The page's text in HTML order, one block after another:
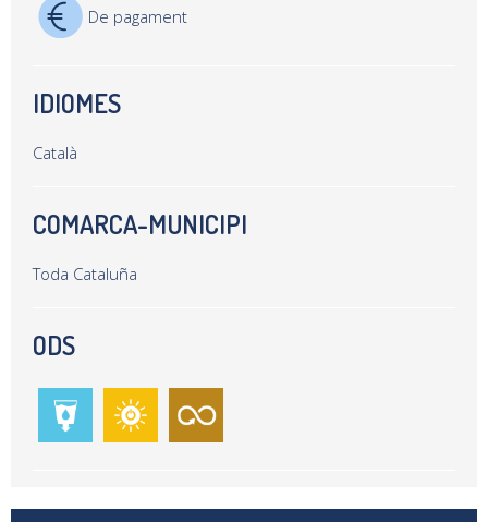
De pagament
IDIOMES
Català
COMARCA-MUNICIPI
Toda Cataluña
ODS